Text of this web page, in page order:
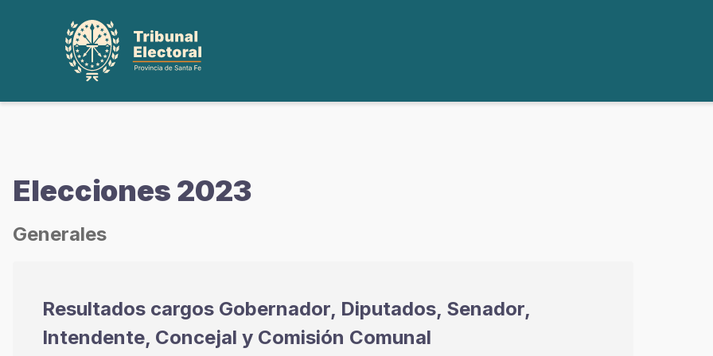
Elecciones 2023
Generales
Resultados cargos Gobernador, Diputados, Senador,
Intendente, Concejal y Comisión Comunal